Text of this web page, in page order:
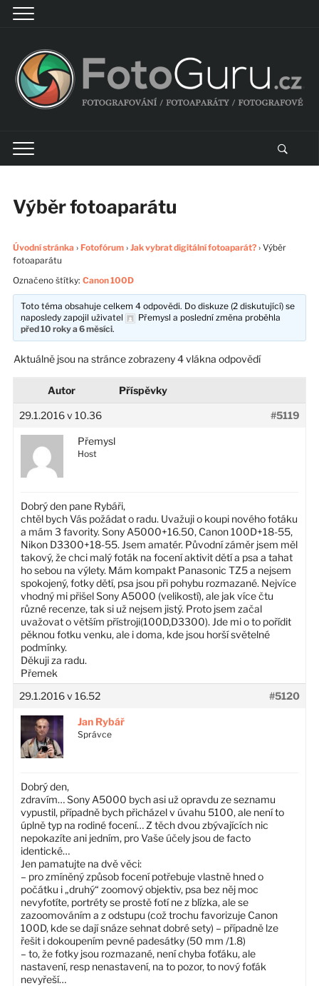
Výběr fotoaparátu
Úvodní stránka › Fotofórum › Jak vybrat digitální fotoaparát? › Výběr
fotoaparátu
Označeno štítky: Canon 100D
Toto téma obsahuje celkem 4 odpovědi. Do diskuze (2 diskutující) se
naposledy zapojil uživatel
Přemysl a poslední změna proběhla
před 10 roky a 6 měsíci.
Aktuálně jsou na stránce zobrazeny 4 vlákna odpovědí
Autor Příspěvky
29.1.2016 v 10.36 #5119
Přemysl
Host
Dobrý den pane Rybáři,
chtěl bych Vás požádat o radu. Uvažuji o koupi nového fotáku
a mám 3 favority. Sony A5000+16.50, Canon 100D+18-55,
Nikon D3300+18-55. Jsem amatér. Původní záměr jsem měl
takový, že chci malý foták na focení aktivit dětí a psa a tahat
ho sebou na výlety. Mám kompakt Panasonic TZ5 a nejsem
spokojený, fotky dětí, psa jsou při pohybu rozmazané. Nejvíce
vhodný mi přišel Sony A5000 (velikostí), ale jak více čtu
různé recenze, tak si už nejsem jistý. Proto jsem začal
uvažovat o větším přístroji(100D,D3300). Jde mi o to pořídit
pěknou fotku venku, ale i doma, kde jsou horší světelné
podmínky.
Děkuji za radu.
Přemek
29.1.2016 v 16.52
#5120
Jan Rybář
Správce
Dobrý den,
zdravím… Sony A5000 bych asi už opravdu ze seznamu
vypustil, případně bych přicházel v úvahu 5100, ale není to
úplně typ na rodiné focení… Z těch dvou zbývajících nic
nepokazíte ani jedním, pro Vaše účely jsou de facto
identické…
Jen pamatujte na dvě věci:
– pro zmíněný způsob focení potřebuje vlastně hned o
počátku i „druhý“ zoomový objektiv, psa bez něj moc
nevyfotíte, portréty se prostě fotí ne z blízka, ale se
zazoomováním a z odstupu (což trochu favorizuje Canon
100D, kde se dají snáze sehnat dobré sety) – případně lze
řešit i dokoupením pevné padesátky (50 mm /1.8)
– to, že fotky jsou rozmazané, není chyba foťáku, ale
nastavení, resp nenastavení, na to pozor, to nový foťák
nevyřeší…